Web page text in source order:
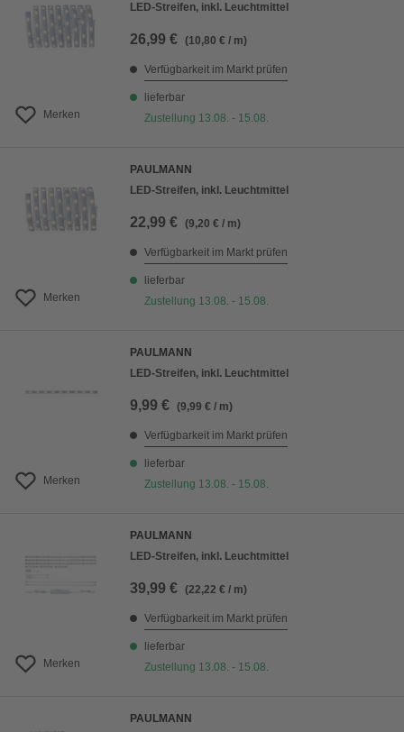
Merken
LED-Streifen, inkl. Leuchtmittel
26,99 € (10,80 € / m)
Verfügbarkeit im Markt prüfen
lieferbar
Zustellung 13.08. - 15.08.
Merken
PAULMANN
LED-Streifen, inkl. Leuchtmittel
22,99 € (9,20 € / m)
Verfügbarkeit im Markt prüfen
lieferbar
Zustellung 13.08. - 15.08.
Merken
PAULMANN
LED-Streifen, inkl. Leuchtmittel
9,99 € (9,99 € / m)
Verfügbarkeit im Markt prüfen
lieferbar
Zustellung 13.08. - 15.08.
Merken
PAULMANN
LED-Streifen, inkl. Leuchtmittel
39,99 € (22,22 € / m)
Verfügbarkeit im Markt prüfen
lieferbar
Zustellung 13.08. - 15.08.
PAULMANN